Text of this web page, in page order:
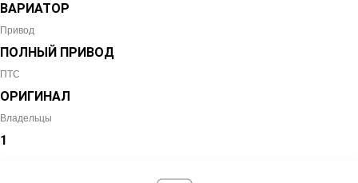
ВАРИАТОР
Привод
ПОЛНЫЙ ПРИВОД
ПТС
ОРИГИНАЛ
Владельцы
1